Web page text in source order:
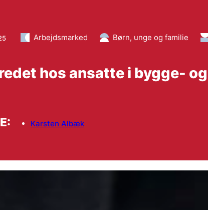
Arbejdsmarked Børn, unge og familie
hos ansatte i bygge-
Karsten Albæk